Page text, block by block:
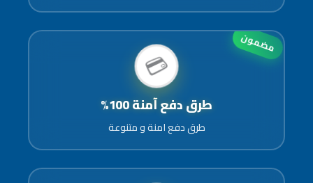
مضمون
💳
طرق دفع آمنة 100%
طرق دفع امنة و متنوعة